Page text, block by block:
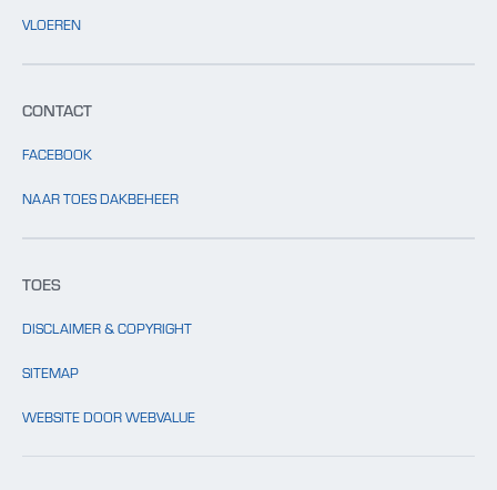
VLOEREN
CONTACT
FACEBOOK
NAAR TOES DAKBEHEER
TOES
DISCLAIMER & COPYRIGHT
SITEMAP
WEBSITE DOOR WEBVALUE